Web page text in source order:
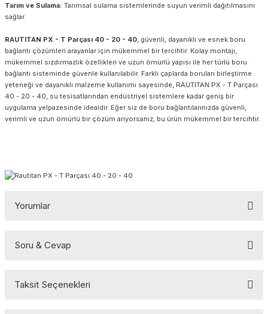
Tarım ve Sulama: Tarımsal sulama sistemlerinde suyun verimli dağıtılmasını
sağlar.
RAUTITAN PX - T Parçası 40 - 20 - 40 , güvenli, dayanıklı ve esnek boru
bağlantı çözümleri arayanlar için mükemmel bir tercihtir. Kolay montajı,
mükemmel sızdırmazlık özellikleri ve uzun ömürlü yapısı ile her türlü boru
bağlantı sisteminde güvenle kullanılabilir. Farklı çaplarda boruları birleştirme
yeteneği ve dayanıklı malzeme kullanımı sayesinde, RAUTITAN PX - T Parçası
40 - 20 - 40, su tesisatlarından endüstriyel sistemlere kadar geniş bir
uygulama yelpazesinde idealdir. Eğer siz de boru bağlantılarınızda güvenli,
verimli ve uzun ömürlü bir çözüm arıyorsanız, bu ürün mükemmel bir tercihtir.
Yorumlar
Soru & Cevap
Taksit Seçenekleri